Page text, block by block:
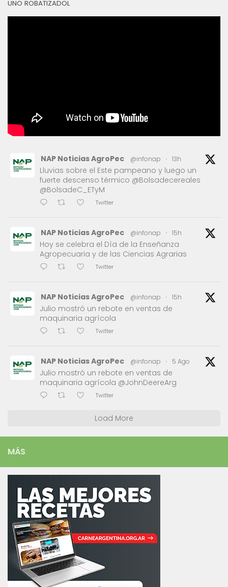
UNO ROBATIZADOL
NAP Noticias AgroPec @infonap · 13h
Lluvias sobre el Este pampeano y luego un
fuerte descenso térmico @Bolsadecereales
@BolsadeC_ETyM
Twitter
NAP Noticias AgroPec @infonap · 15h
Hoy se celebra el Día de la Enseñanza
Agropecuaria y de las Ciencias Agrarias
Twitter
NAP Noticias AgroPec @infonap · 15h
Julio mostró un rebote en ventas de
maquinaria agrícola
Twitter
NAP Noticias AgroPec @infonap · 5 Ago
Julio mostró un rebote en ventas de
maquinaria agrícola @JohnDeereArg
Twitter
Load More
MÁS